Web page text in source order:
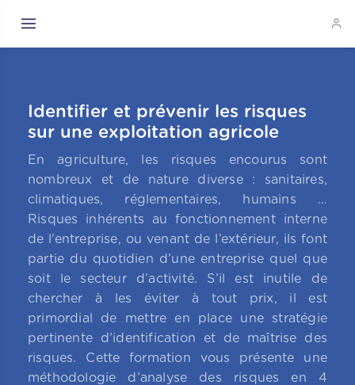
Identifier et prévenir les risques
sur une exploitation agricole
En agriculture, les risques encourus sont
nombreux et de nature diverse : sanitaires,
climatiques, réglementaires, humains …
Risques inhérents au fonctionnement interne
de l’entreprise, ou venant de l’extérieur, ils font
partie du quotidien d’une entreprise quel que
soit le secteur d’activité. S’il est inutile de
chercher à les éviter à tout prix, il est
primordial de mettre en place une stratégie
pertinente d’identification et de maîtrise des
risques. Cette formation vous présente une
méthodologie d’analyse des risques en 4